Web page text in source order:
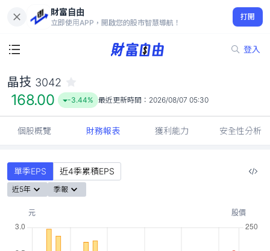
財富自由
立即使用APP，開啟您的股市智慧導航！
打開
登入
168.00
-3.44%
晶技 3042
168.00 -3.44% 最近更新時間： 2026/08/07 05:30
個股概覽 財務報表 獲利能力 安全性分析
單季EPS 近4季累積EPS
近5年 季報